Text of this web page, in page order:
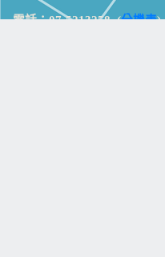
電話：07-5213258 (分機表)